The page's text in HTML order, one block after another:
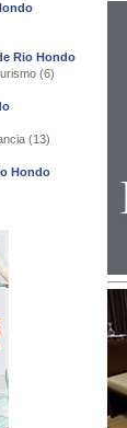
Rio Hondo
(6)
(13)
Hondo